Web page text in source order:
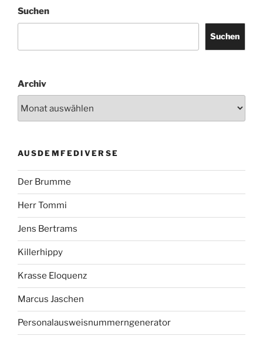
Suchen
Suchen
Archiv
AUSDEMFEDIVERSE
Der Brumme
Herr Tommi
Jens Bertrams
Killerhippy
Krasse Eloquenz
Marcus Jaschen
Personalausweisnummerngenerator